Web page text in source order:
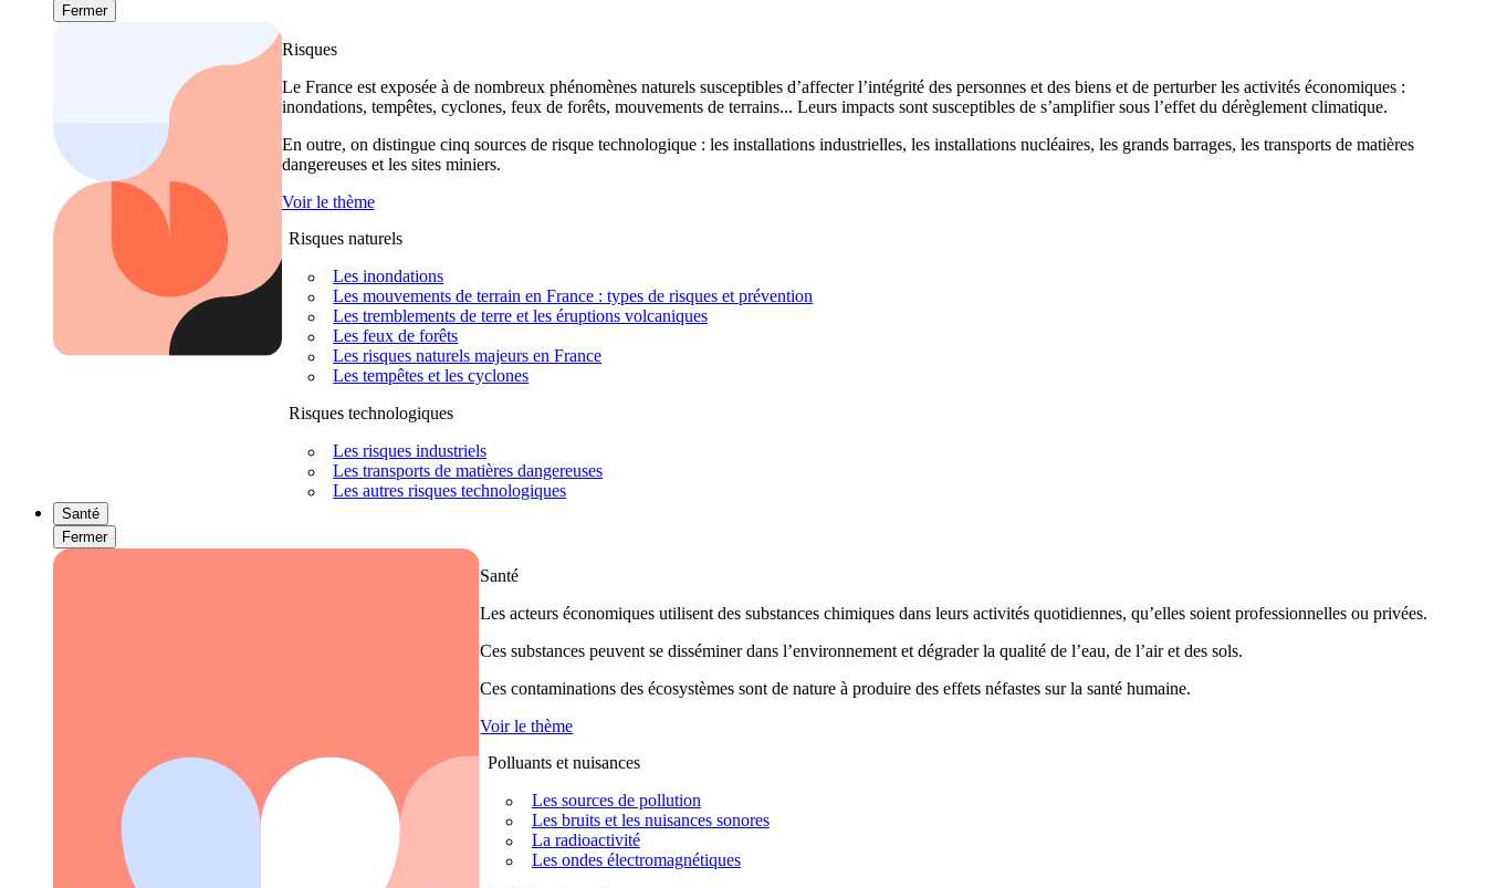
Fermer
Risques
Le France est exposée à de nombreux phénomènes naturels susceptibles d’affecter l’intégrité des personnes et des biens et de perturber les activités économiques :
inondations, tempêtes, cyclones, feux de forêts, mouvements de terrains... Leurs impacts sont susceptibles de s’amplifier sous l’effet du dérèglement climatique.
En outre, on distingue cinq sources de risque technologique : les installations industrielles, les installations nucléaires, les grands barrages, les transports de matières
dangereuses et les sites miniers.
Voir le thème
Risques naturels
Les inondations
Les mouvements de terrain en France : types de risques et prévention
Les tremblements de terre et les éruptions volcaniques
Les feux de forêts
Les risques naturels majeurs en France
Les tempêtes et les cyclones
Risques technologiques
Les risques industriels
Les transports de matières dangereuses
Les autres risques technologiques
Santé
Fermer
Santé
Les acteurs économiques utilisent des substances chimiques dans leurs activités quotidiennes, qu’elles soient professionnelles ou privées.
Ces substances peuvent se disséminer dans l’environnement et dégrader la qualité de l’eau, de l’air et des sols.
Ces contaminations des écosystèmes sont de nature à produire des effets néfastes sur la santé humaine.
Voir le thème
Polluants et nuisances
Les sources de pollution
Les bruits et les nuisances sonores
La radioactivité
Les ondes électromagnétiques